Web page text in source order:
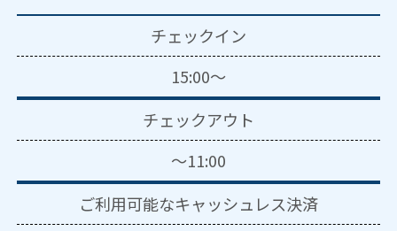
チェックイン
15:00～
チェックアウト
～11:00
ご利用可能なキャッシュレス決済